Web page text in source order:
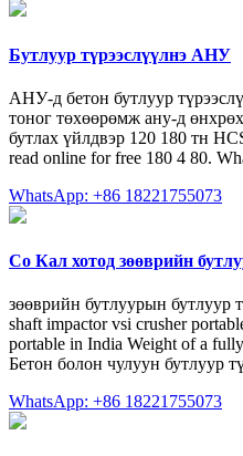
Бутлуур түрээслүүлнэ АНУ
АНУ-д бетон бутлуур
тоног төхөөрөмж ану-д
бутлах үйлдвэр 120 180 тн
read online for free 180 4 80.
WhatsApp: +86 18221755073
Со Кал хотод зөөврийн
зөөврийн бутлуурын бутлуур
shaft impactor vsi crusher
portable in India Weight of a
Бетон болон чулуун бутлуур
WhatsApp: +86 18221755073